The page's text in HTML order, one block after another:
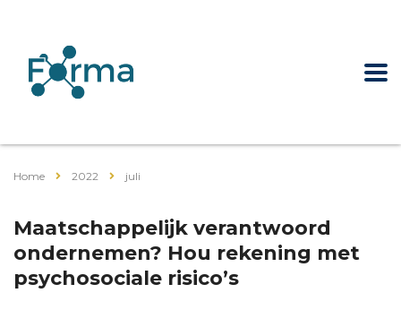
Home 2022 juli
Maatschappelijk verantwoord
ondernemen? Hou rekening met
psychosociale risico’s